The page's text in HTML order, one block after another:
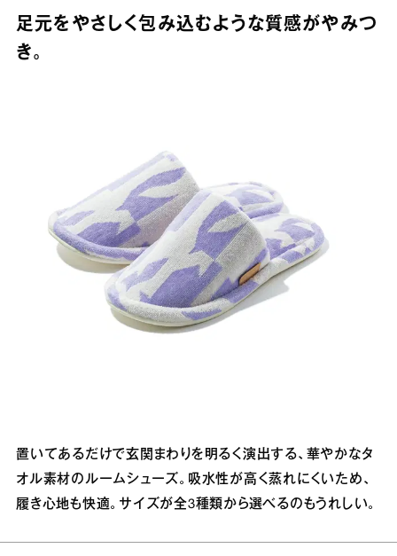
足元をやさしく包み込むような質感がやみつ
き。
置いてあるだけで玄関まわりを明るく演出する、華やかなタ
オル素材のルームシューズ。吸水性が高く蒸れにくいため、
履き心地も快適。サイズが全3種類から選べるのもうれしい。